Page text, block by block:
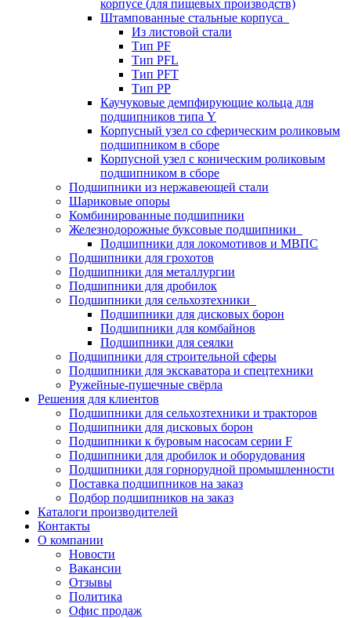
корпусе (для пищевых производств)
Штампованные стальные корпуса
Из листовой стали
Тип PF
Тип PFL
Тип PFT
Тип PP
Каучуковые демпфирующие кольца для
подшипников типа Y
Корпусный узел со сферическим роликовым
подшипником в сборе
Корпусной узел с коническим роликовым
подшипником в сборе
Подшипники из нержавеющей стали
Шариковые опоры
Комбинированные подшипники
Железнодорожные буксовые подшипники
Подшипники для локомотивов и МВПС
Подшипники для грохотов
Подшипники для металлургии
Подшипники для дробилок
Подшипники для сельхозтехники
Подшипники для дисковых борон
Подшипники для комбайнов
Подшипники для сеялки
Подшипники для строительной сферы
Подшипники для экскаватора и спецтехники
Ружейные-пушечные свёрла
Решения для клиентов
Подшипники для сельхозтехники и тракторов
Подшипники для дисковых борон
Подшипники к буровым насосам серии F
Подшипники для дробилок и оборудования
Подшипники для горнорудной промышленности
Поставка подшипников на заказ
Подбор подшипников на заказ
Каталоги производителей
Контакты
О компании
Новости
Вакансии
Отзывы
Политика
Офис продаж